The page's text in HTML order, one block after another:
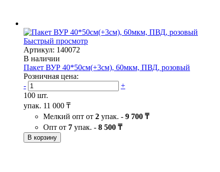
Быстрый просмотр
Артикул: 140072
В наличии
Пакет ВУР 40*50см(+3см), 60мкм, ПВД, розовый
Розничная цена:
-
+
100 шт.
упак. 11 000 ₸
Мелкий опт от 2 упак. - 9 700 ₸
Опт от 7 упак. - 8 500 ₸
В корзину